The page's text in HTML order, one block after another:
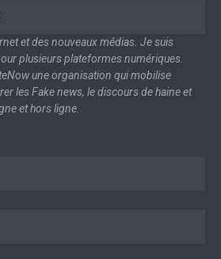
et des nouveaux médias. Je suis
plusieurs plateformes numériques.
une organisation qui mobilise
les Fake news, le discours de haine et
et hors ligne.